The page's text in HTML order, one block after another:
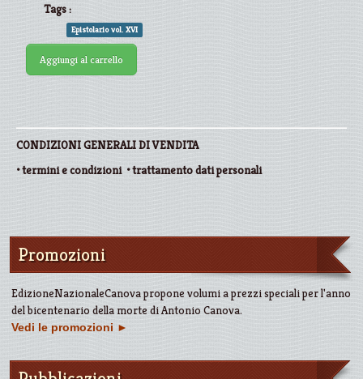
Tags :
Epistolario vol. XVI
Aggiungi al carrello
CONDIZIONI GENERALI DI VENDITA
•termini e condizioni•trattamento dati personali
Promozioni
EdizioneNazionaleCanova propone volumi a prezzi speciali per l'anno
del bicentenario della morte di Antonio Canova.
Vedi le promozioni ►